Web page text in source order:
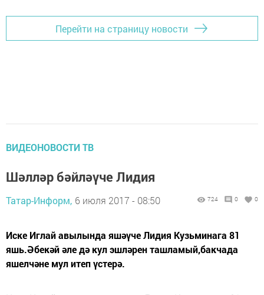
Перейти на страницу новости
ВИДЕОНОВОСТИ ТВ
Шәлләр бәйләүче Лидия
Татар-Информ, 6 июля 2017 - 08:50 724 0 0
Иске Иглай авылында яшәүче Лидия Кузьминага 81
яшь.Әбекәй әле дә кул эшләрен ташламый,бакчада
яшелчәне мул итеп үстерә.